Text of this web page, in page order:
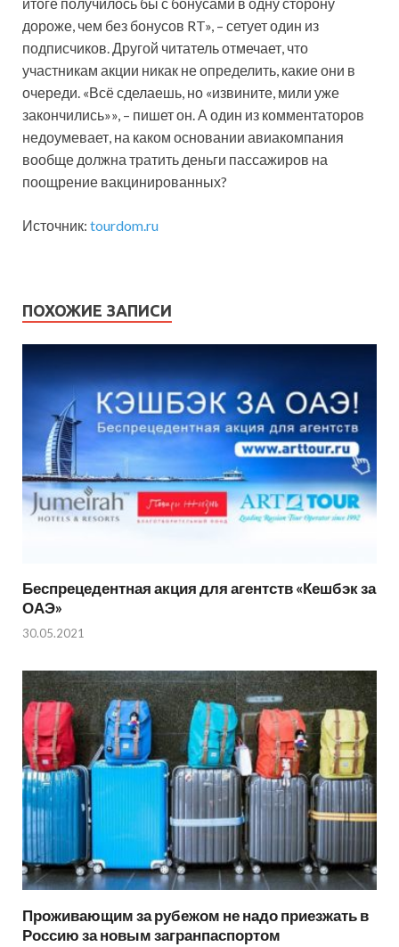
дороже, чем без бонусов RT», – сетует один из
подписчиков. Другой читатель отмечает, что
участникам акции никак не определить, какие они в
очереди. «Всё сделаешь, но «извините, мили уже
закончились»», – пишет он. А один из комментаторов
недоумевает, на каком основании авиакомпания
вообще должна тратить деньги пассажиров на
поощрение вакцинированных?
Источник: tourdom.ru
ПОХОЖИЕ ЗАПИСИ
Беспрецедентная акция для агентств «Кешбэк за
ОАЭ»
30.05.2021
Проживающим за рубежом не надо приезжать в
Россию за новым загранпаспортом